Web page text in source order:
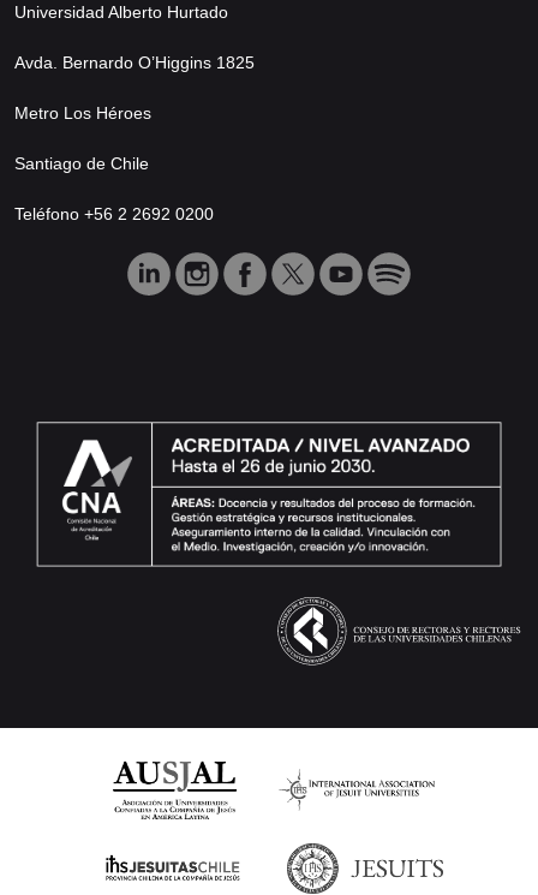
Universidad Alberto Hurtado
Avda. Bernardo O’Higgins 1825
Metro Los Héroes
Santiago de Chile
Teléfono +56 2 2692 0200